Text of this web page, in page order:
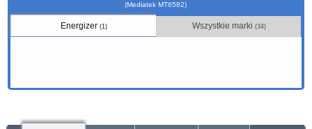
(Mediatek MT6582)
Energizer (1) Wszystkie marki (34)